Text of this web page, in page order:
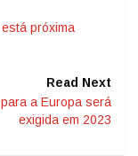
próxima
Read Next
a Europa será
exigida em 2023